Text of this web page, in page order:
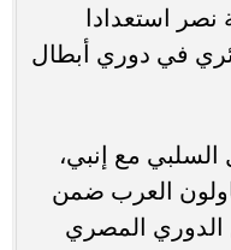
نصر استعدادا
في دوري أبطال
مع إنبي،
العرب ضمن
الدوري المصري